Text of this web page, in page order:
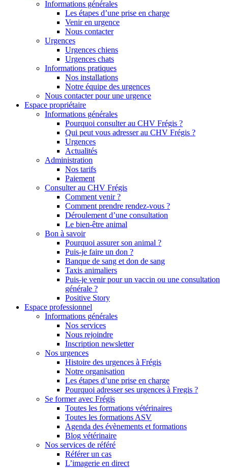
Informations générales
Les étapes d’une prise en charge
Venir en urgence
Nous contacter
Urgences
Urgences chiens
Urgences chats
Informations pratiques
Nos installations
Notre équipe des urgences
Nous contacter pour une urgence
Espace propriétaire
Informations générales
Pourquoi consulter au CHV Frégis ?
Qui peut vous adresser au CHV Frégis ?
Urgences
Actualités
Administration
Nos tarifs
Paiement
Consulter au CHV Frégis
Comment venir ?
Comment prendre rendez-vous ?
Déroulement d’une consultation
Le bien-être animal
Bon à savoir
Pourquoi assurer son animal ?
Puis-je faire un don ?
Banque de sang et don de sang
Taxis animaliers
Puis-je venir pour un vaccin ou une consultation
générale ?
Positive Story
Espace professionnel
Informations générales
Nos services
Nous rejoindre
Inscription newsletter
Nos urgences
Histoire des urgences à Frégis
Notre organisation
Les étapes d’une prise en charge
Pourquoi adresser ses urgences à Fregis ?
Se former avec Frégis
Toutes les formations vétérinaires
Toutes les formations ASV
Agenda des évènements et formations
Blog vétérinaire
Nos services de référé
Référer un cas
L’imagerie en direct